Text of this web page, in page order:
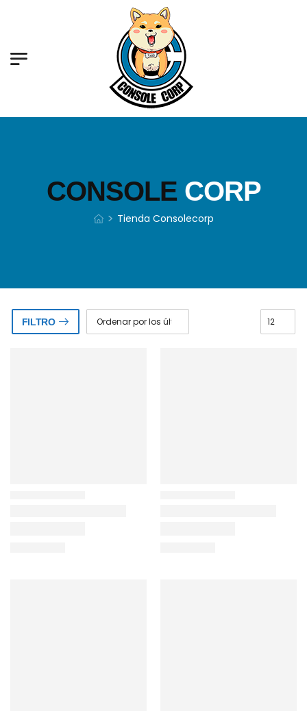
CONSOLE CORP
> Tienda Consolecorp
FILTRO